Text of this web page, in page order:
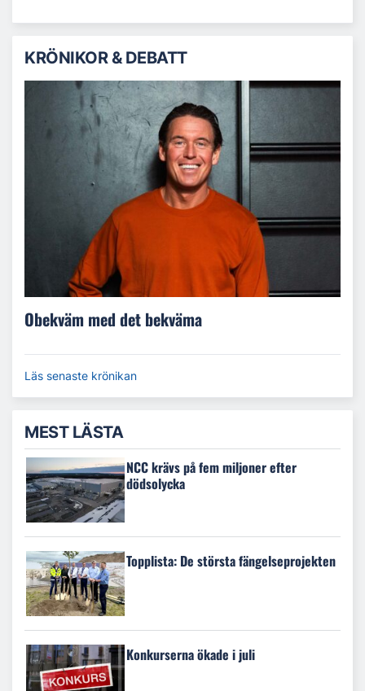
KRÖNIKOR & DEBATT
Obekväm med det bekväma
Läs senaste krönikan
MEST LÄSTA
NCC krävs på fem miljoner efter
dödsolycka
Topplista: De största fängelseprojekten
Konkurserna ökade i juli